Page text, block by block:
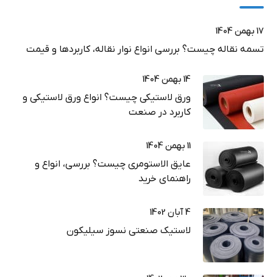
17 بهمن 1404
تسمه نقاله چیست؟ بررسی انواع نوار نقاله، کاربردها و قیمت
14 بهمن 1404
ورق لاستیکی چیست؟ انواع ورق لاستیکی و
کاربرد در صنعت
11 بهمن 1404
عایق الاستومری چیست؟ بررسی، انواع و
راهنمای خرید
4 آبان 1402
لاستیک صنعتی نسوز سیلیکون